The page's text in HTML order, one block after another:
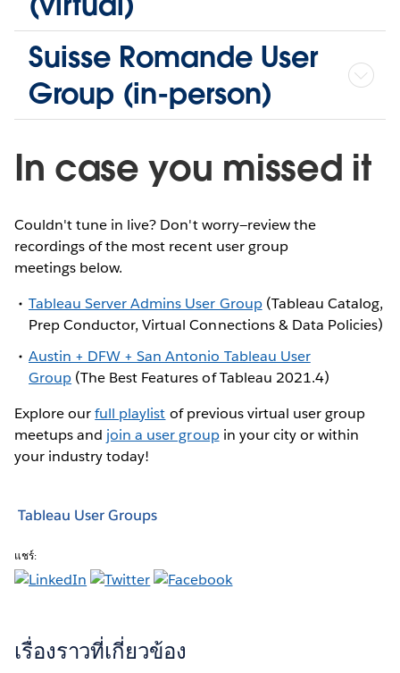
Suisse Romande User
Group (in-person)
In case you missed it
Couldn't tune in live? Don't worry—review the
recordings of the most recent user group
meetings below.
Tableau Server Admins User Group(Tableau Catalog,
Prep Conductor, Virtual Connections & Data Policies)
Austin + DFW + San Antonio Tableau User
Group (The Best Features of Tableau 2021.4)
Explore ourfull playlist of previous virtual user group
meetups and join a user groupin your city or within
your industry today!
Tableau User Groups
แชร์:
เรื่องราวที่เกี่ยวข้อง